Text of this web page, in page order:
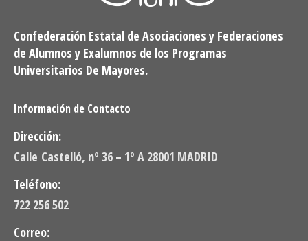
Confederación Estatal de Asociaciones y Federaciones
de Alumnos y Exalumnos de los Programas
Universitarios De Mayores.
Información de Contacto
Dirección:
Calle Castelló, nº 36 – 1º A 28001 MADRID
Teléfono:
722 256 502
Correo: